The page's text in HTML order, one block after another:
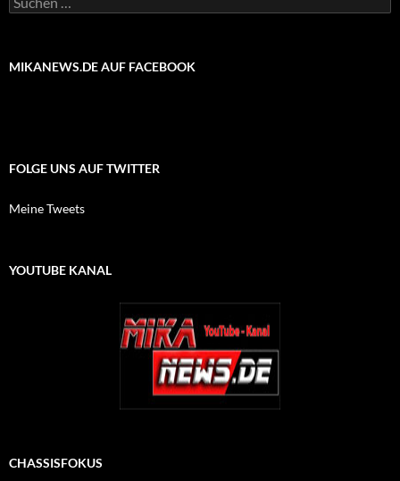
nach:
MIKANEWS.DE AUF FACEBOOK
FOLGE UNS AUF TWITTER
Meine Tweets
YOUTUBE KANAL
CHASSISFOKUS